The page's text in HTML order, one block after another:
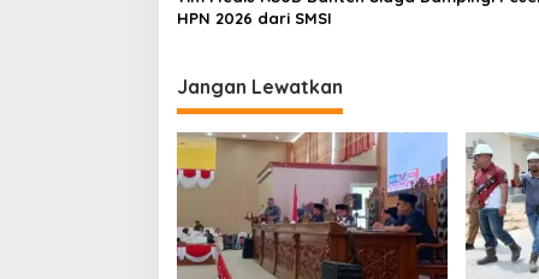
HPN 2026 dari SMSI
Jangan Lewatkan